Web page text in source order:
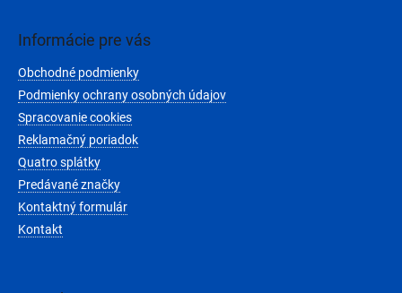
Informácie pre vás
Obchodné podmienky
Podmienky ochrany osobných údajov
Spracovanie cookies
Reklamačný poriadok
Quatro splátky
Predávané značky
Kontaktný formulár
Kontakt